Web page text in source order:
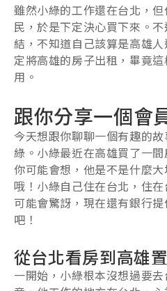
雖然小綠的工作還在台北，
民，於是下定決心買下來。
結，不知道自己該算是高雄
定將高雄的房子出租，畢竟
用。
跟你分享一個會
今天想跟你聊聊一個有趣的
綠。小綠最近在高雄買了一
你可能會想，他是不是什麼
哦！小綠自己住在台北，住
可能會驚訝，現在還有銀行
吧！
從台北看房到高雄
一開始，小綠根本沒想過要